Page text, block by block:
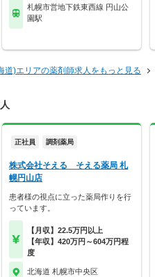
札幌市営地下鉄東西線 円山公
園駅
道)エリアの薬剤師求人をもっと見る
正社員 調剤薬局
株式会社そえる そえる薬局 札
幌円山店
患者様の視点に立った薬局作りを行
っています。
【月収】22.5万円以上
【年収】420万円～604万円程
度
北海道 札幌市中央区